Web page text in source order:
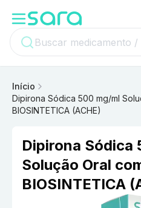
Início
Dipirona Sódica 500 mg/ml
BIOSINTETICA (ACHE)
Dipirona Sódica
Solução Oral
BIOSINTETICA